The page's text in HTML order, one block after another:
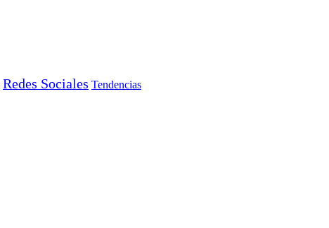
Redes Sociales Tendencias